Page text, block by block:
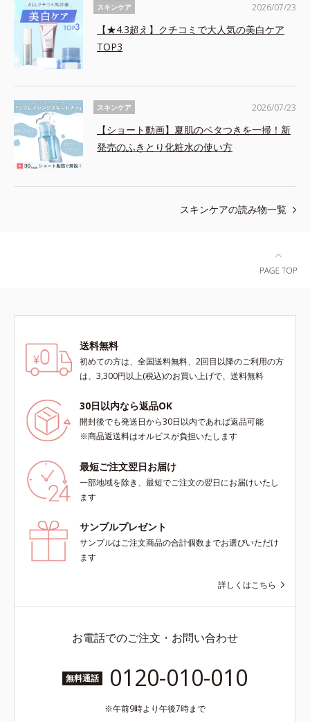
スキンケア
【★4.3超え】クチコミで大人気の美白ケア
TOP3
2026/07/23
スキンケア
【ショート動画】夏肌のベタつきを一掃！新
発売のふきとり化粧水の使い方
2026/07/23
スキンケアの読み物一覧
送料無料
初めての方は、全国送料無料、2回目以降のご利用の方
は、3,300円以上(税込)のお買い上げで、送料無料
30日以内なら返品OK
開封後でも発送日から30日以内であれば返品可能
※商品返送料はオルビスが負担いたします
最短ご注文翌日お届け
一部地域を除き、最短でご注文の翌日にお届けいたし
ます
サンプルプレゼント
サンプルはご注文商品の合計個数までお選びいただけ
ます
詳しくはこちら
お電話でのご注文・お問い合わせ
無料通話 0120-010-010
午前9時より午後7時まで